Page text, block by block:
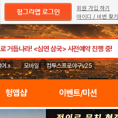
회원 가입 하기
아이디 / 비번 찾기
어 » 모바일 컴투스프로야구v25
헝앱샵 이벤트/미션